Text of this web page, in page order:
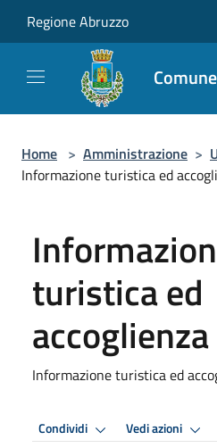
Regione Abruzzo
Home > Amministrazione >
Informazione turistica ed
turistica ed
accoglienza
Informazione turistica ed
Condividi Vedi azioni